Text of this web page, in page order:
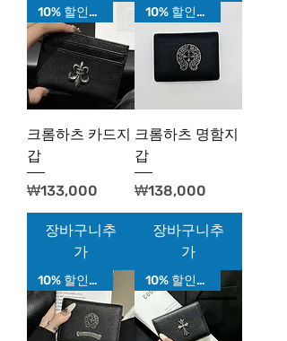
10% 할인가!
크롬하츠 카드지
갑
가격
₩133,000
장바구니추
가
10% 할인가!
크롬하츠 명함지
갑
가격
₩138,000
장바구니추
가
10% 할인가! 10% 할인가!